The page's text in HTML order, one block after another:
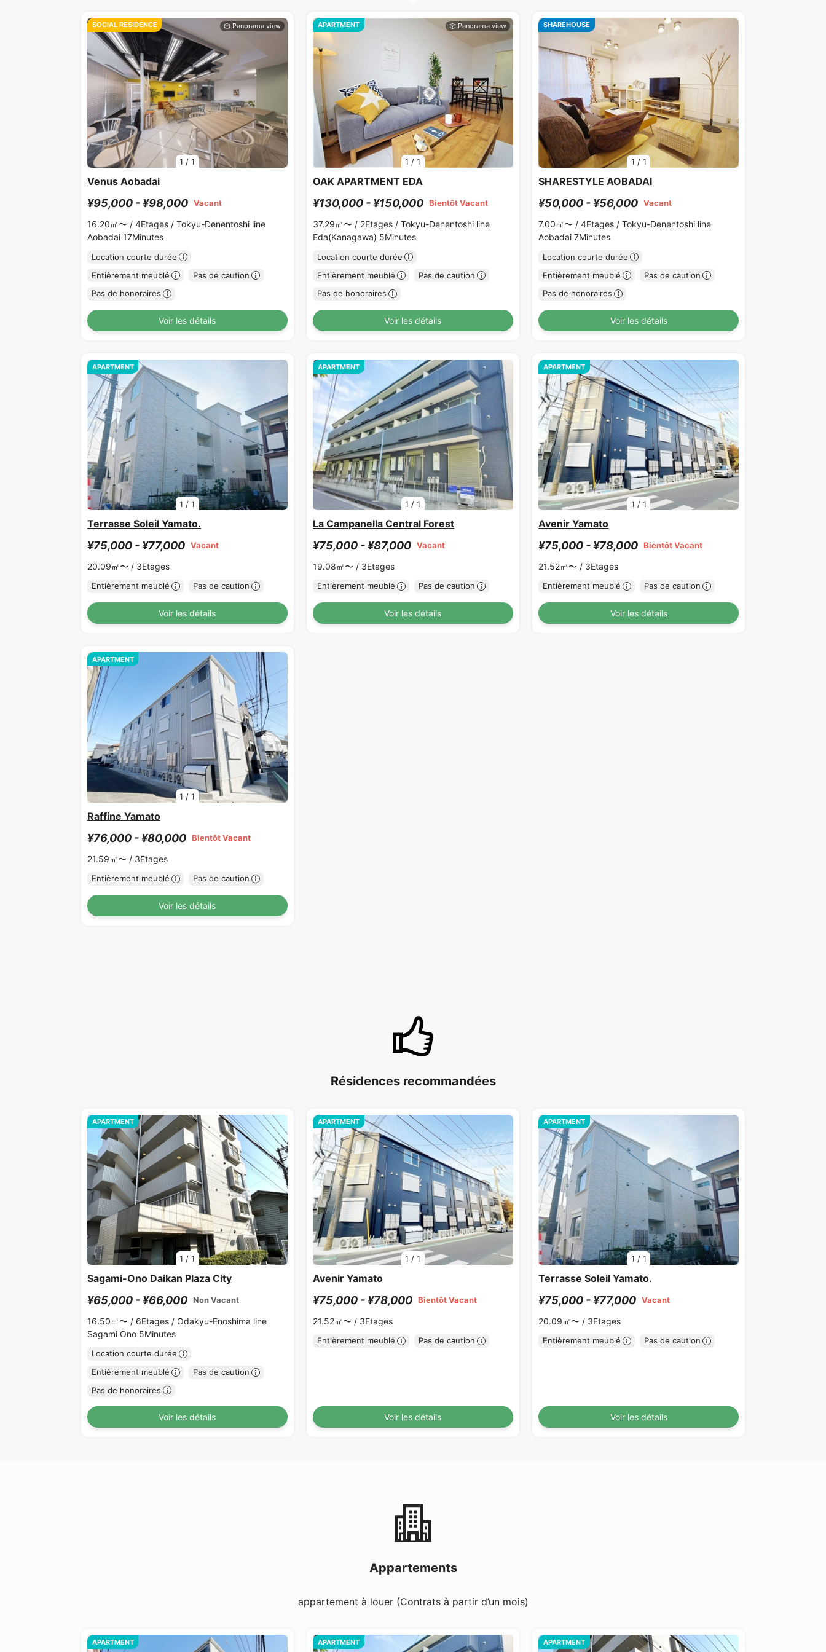
1 /1
SOCIAL RESIDENCE
Venus Aobadai
¥95,000 - ¥98,000 Vacant
16.20㎡〜 / 4Etages / Tokyu-Denentoshi line
Aobadai 17Minutes
Location courte durée
Entièrement meublé
Pas de caution
Pas de honoraires
Voir les détails
1 /1
APARTMENT
OAK APARTMENT EDA
¥130,000 - ¥150,000 Bientôt Vacant
37.29㎡〜 / 2Etages /Tokyu-Denentoshi line
Eda(Kanagawa) 5Minutes
Location courte durée
Entièrement meublé
Pas de caution
Pas de honoraires
Voir les détails
1 / 1
SHAREHOUSE
SHARESTYLE AOBADAI
¥50,000 - ¥56,000 Vacant
7.00㎡〜 /4Etages /Tokyu-Denentoshi line
Aobadai 7Minutes
Location courte durée
Entièrement meublé
Pas de caution
Pas de honoraires
Voir les détails
1 /1
APARTMENT
Terrasse Soleil Yamato.
¥75,000 - ¥77,000 Vacant
20.09㎡〜 / 3Etages
Entièrement meublé Pas de caution
Voir les détails
1 /1
APARTMENT
La Campanella Central Forest
¥75,000 - ¥87,000 Vacant
19.08㎡〜 / 3Etages
Entièrement meublé Pas de caution
Voir les détails
1 / 1
APARTMENT
Avenir Yamato
¥75,000 - ¥78,000 Bientôt Vacant
21.52㎡〜 / 3Etages
Entièrement meublé Pas de caution
Voir les détails
1 /1
APARTMENT
Raffine Yamato
¥76,000 - ¥80,000 Bientôt Vacant
21.59㎡〜 / 3Etages
Entièrement meublé Pas de caution
Voir les détails
Résidences recommandées
1 /1
APARTMENT
Sagami-Ono Daikan Plaza City
¥65,000 - ¥66,000 Non Vacant
16.50㎡〜 / 6Etages / Odakyu-Enoshima line
Sagami Ono 5Minutes
Location courte durée
Entièrement meublé
Pas de caution
Pas de honoraires
Voir les détails
1 /1
APARTMENT
Avenir Yamato
¥75,000 - ¥78,000 Bientôt Vacant
21.52㎡〜 / 3Etages
Entièrement meublé Pas de caution
Voir les détails
1 / 1
APARTMENT
Terrasse Soleil Yamato.
¥75,000 - ¥77,000 Vacant
20.09㎡〜 / 3Etages
Entièrement meublé Pas de caution
Voir les détails
Appartements
appartement à louer (Contrats à partir d’un mois)
APARTMENT APARTMENT APARTMENT